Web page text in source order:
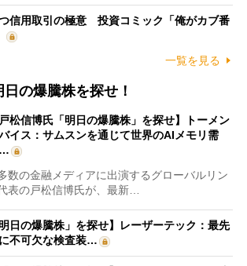
信用取引の極意 投資コミック「俺がカブ番
一覧を見る
の爆騰株を探せ！
戸松信博氏「明日の爆騰株」を探せ】トーメン
イス：サムスンを通じて世界のAIメモリ需
数の金融メディアに出演するグローバルリン
表の戸松信博氏が、最新…
日の爆騰株」を探せ】レーザーテック：最先
不可欠な検査装…